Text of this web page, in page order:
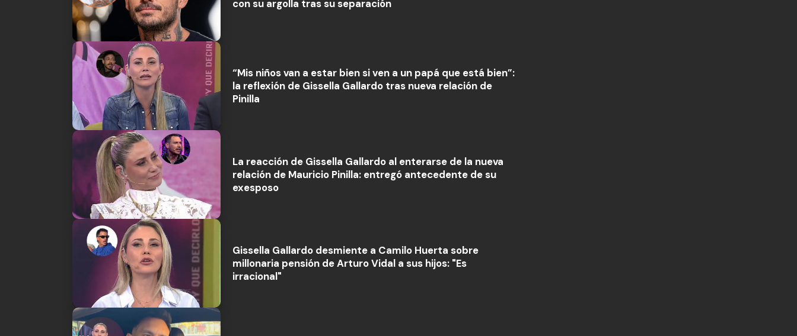
con su argolla tras su separación
“Mis niños van a estar bien si ven a un papá que está bien”:
la reflexión de Gissella Gallardo tras nueva relación de
Pinilla
La reacción de Gissella Gallardo al enterarse de la nueva
relación de Mauricio Pinilla: entregó antecedente de su
exesposo
Gissella Gallardo desmiente a Camilo Huerta sobre
millonaria pensión de Arturo Vidal a sus hijos: "Es
irracional"